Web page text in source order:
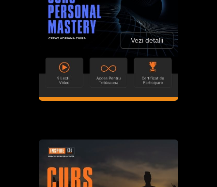
Vezi detalii